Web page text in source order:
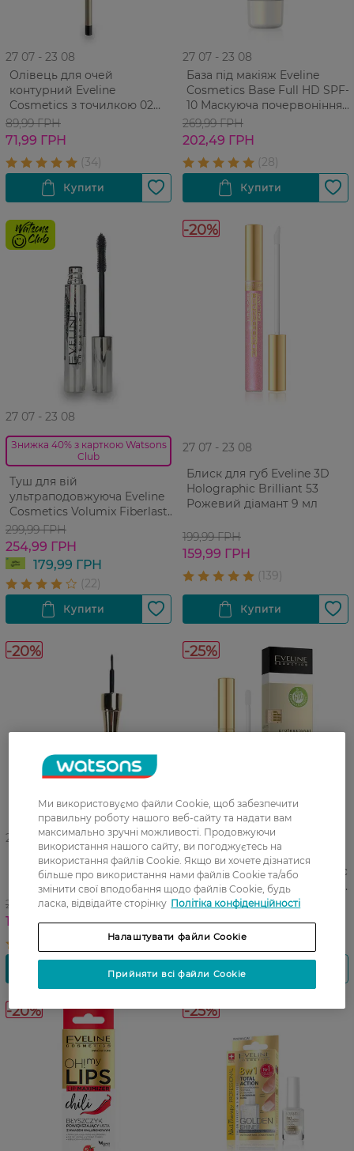
27 07 - 23 08
Олівець для очей
контурний Eveline
Cosmetics з точилкою 02
Black 2 г
89,99 ГРН
71,99 ГРН
27 07 - 23 08
База під макіяж Eveline
Cosmetics Base Full HD SPF-
10 Маскуюча почервоніння
30 мл
269,99 ГРН
202,49 ГРН
27 07 - 23 08
Знижка 40% з карткою Watsons
Club
Туш для вій
ультраподовжуюча Eveline
Cosmetics Volumix Fiberlast
Curl Up Mascara 9 мл
299,99 ГРН
254,99 ГРН
179,99 ГРН
-20%
27 07 - 23 08
Блиск для губ Eveline 3D
Holographic Brilliant 53
Рожевий діамант 9 мл
199,99 ГРН
159,99 ГРН
-20%
27 07 - 23 08
Підводка для очей Eveline
Cosmetics Celebrities
Чорний 3 мл
225,99 ГРН
180,99 ГРН
-25%
27 07 - 23 08
Коректор для обличчя
Eveline Cosmetics Art Scenic
Professional Make-up 2 In 1 04
Light 7 мл
229,99 ГРН
172,49 ГРН
-20% -25%
Ми використовуємо файли Cookie, щоб забезпечити
правильну роботу нашого веб-сайту та надати вам
максимально зручні можливості. Продовжуючи
використання нашого сайту, ви погоджуєтесь на
використання файлів Cookie. Якщо ви хочете дізнатися
більше про використання нами файлів Cookie та/або
змінити свої вподобання щодо файлів Cookie, будь
ласка, відвідайте сторінку Політіка конфіденційності
Налаштувати файли Cookie
Прийняти всі файли Cookie